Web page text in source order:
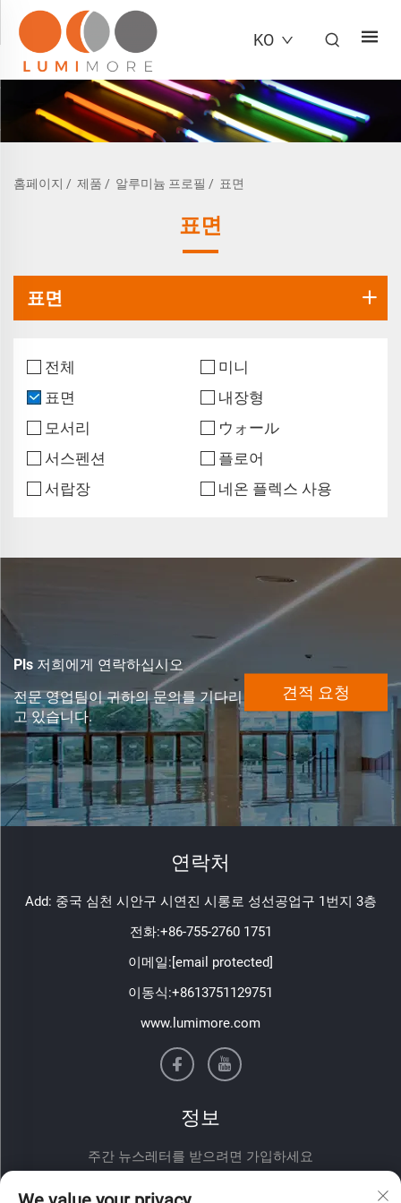
KO
홈페이지 / 제품 / 알루미늄 프로필 / 표면
표면
표면
전체
미니
표면
내장형
모서리
ウォール
서스펜션
플로어
서랍장
네온 플렉스 사용
Pls 저희에게 연락하십시오
전문 영업팀이 귀하의 문의를 기다리
고 있습니다.
견적 요청
연락처
Add: 중국 심천 시안구 시연진 시롱로 성선공업구 1번지 3층
전화:+86-755-2760 1751
이메일:[email protected]
이동식:+8613751129751
www.lumimore.com
정보
주간 뉴스레터를 받으려면 가입하세요